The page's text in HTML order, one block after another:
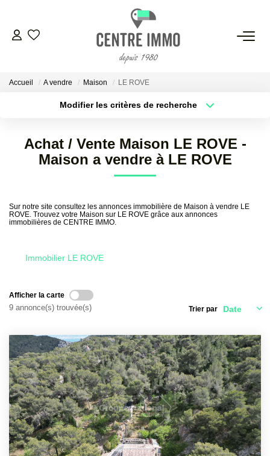
VENTES
NOS BIENS VENDUS
Accueil A vendre Maison LE ROVE
Modifier les critères de recherche
Surface min Budget max
Achat / Vente Maison LE ROVE -
Maison a vendre à LE ROVE
Sur notre site consultez les annonces immobilière de Maison à vendre LE
ROVE. Trouvez votre Maison sur LE ROVE grâce aux annonces
immobilières de CENTRE IMMO.
Immobilier LE ROVE
Afficher la carte
9 annonce(s) trouvée(s) Trier par